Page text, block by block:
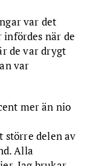
var det
infördes när de
de var drygt
var
mer än nio
större delen av
Alla